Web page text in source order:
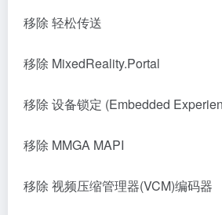
移除 轻松传送
移除 MixedReality.Portal
移除 设备锁定 (Embedded
移除 MMGA MAPI
移除 视频压缩管理器(VCM)编码器